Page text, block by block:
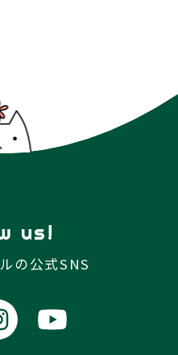
us!
の公式SNS